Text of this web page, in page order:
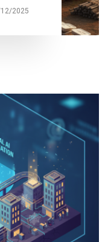
2025